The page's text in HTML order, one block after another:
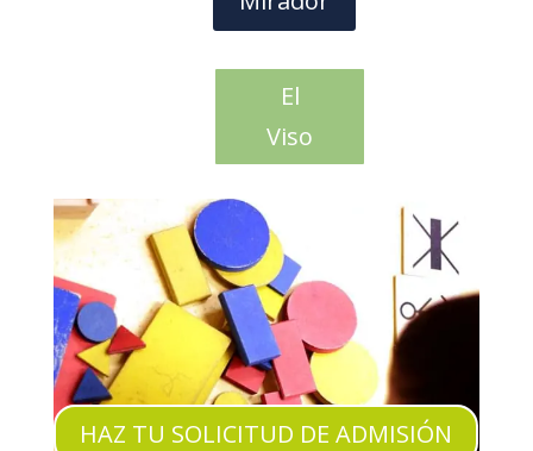
El
Viso
HAZ TU SOLICITUD DE ADMISIÓN